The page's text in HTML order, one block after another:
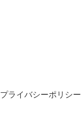
プライバシーポリシー